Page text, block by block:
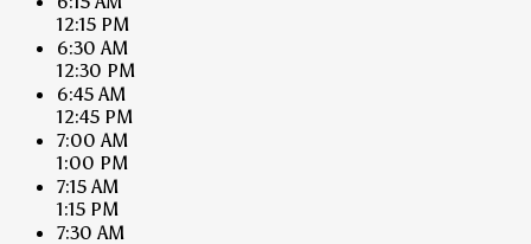
12:15 PM
6:30 AM
12:30 PM
6:45 AM
12:45 PM
7:00 AM
1:00 PM
7:15 AM
1:15 PM
7:30 AM